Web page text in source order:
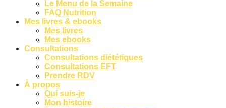
Le Menu de la Semaine
FAQ Nutrition
Mes livres & ebooks
Mes livres
Mes ebooks
Consultations
Consultations diététiques
Consultations EFT
Prendre RDV
À propos
Qui suis-je
Mon histoire